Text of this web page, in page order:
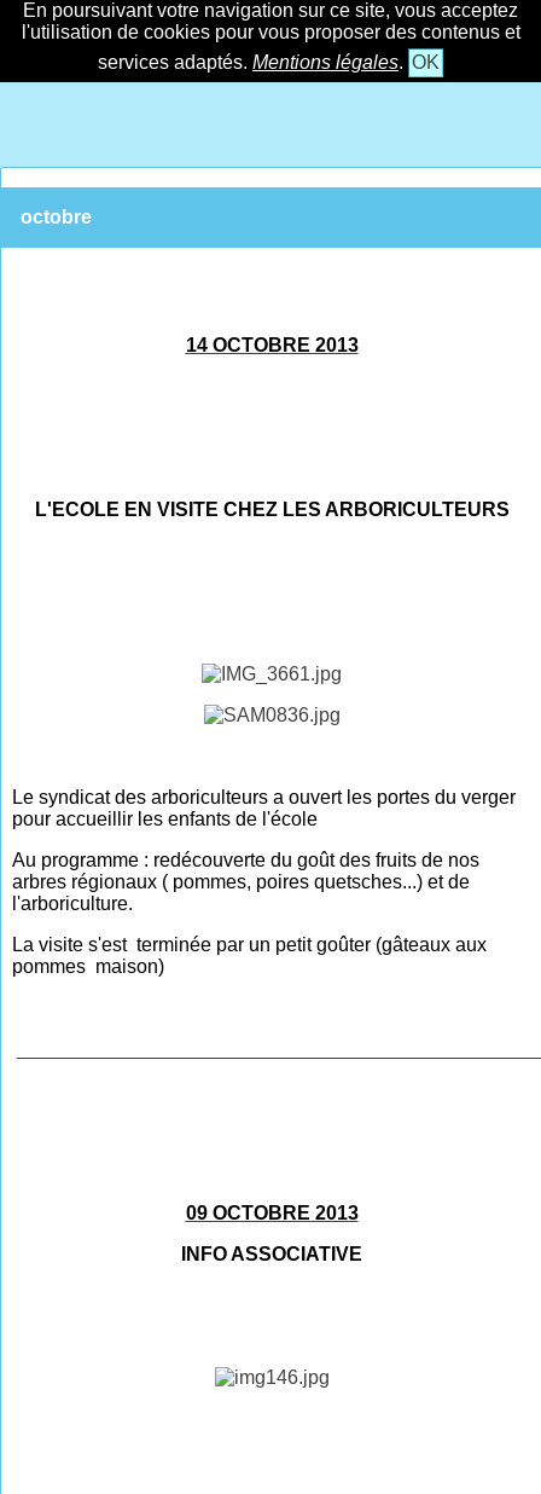
En poursuivant votre navigation sur ce site, vous acceptez
l'utilisation de cookies pour vous proposer des contenus et
services adaptés. Mentions légales. OK
octobre
14 OCTOBRE 2013
L'ECOLE EN VISITE CHEZ LES ARBORICULTEURS
Le syndicat des arboriculteurs a ouvert les portes du verger
pour accueillir les enfants de l'école
Au programme : redécouverte du goût des fruits de nos
arbres régionaux ( pommes, poires quetsches...) et de
l'arboriculture.
La visite s'est terminée par un petit goûter (gâteaux aux
pommes maison)
09 OCTOBRE 2013
INFO ASSOCIATIVE